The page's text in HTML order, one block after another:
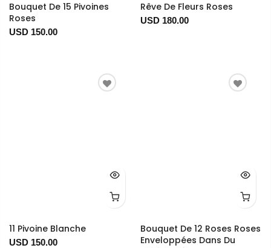
Bouquet De 15 Pivoines
Roses
USD 150.00
Rêve De Fleurs Roses
USD 180.00
11 Pivoine Blanche
USD 150.00
Bouquet De 12 Roses Roses
Enveloppées Dans Du